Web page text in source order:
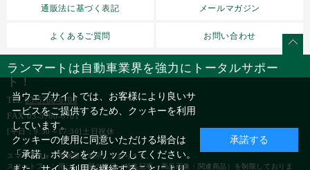
通販法に基づく表記 メールマガジン
よくあるご質問 お問い合わせ
ランマートは自動車業界を強力にトータルサポー
ト！
TEL03-5766-6700
FAX 03-5760-6701
[平日：9:30～17:30]土日祝休
スマートフォン用画面を表示しております。
スマートフォン用は、一部の表示（特集記事・商品画像・関連商品）を制限しておりま
当ウェブサイトでは、お客様により良いサ
ービスをご提供するため、クッキーを利用
しています。
クッキーの使用に同意いただける場合は
「承諾」ボタンをクリックしてください。
承諾する